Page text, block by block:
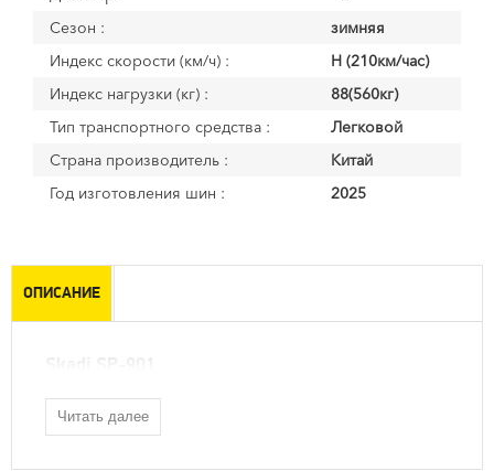
Сезон :
зимняя
Индекс скорости (км/ч) :
H (210км/час)
Индекс нагрузки (кг) :
88(560кг)
Тип транспортного средства :
Легковой
Страна производитель :
Китай
Год изготовления шин :
2025
ОПИСАНИЕ
Читать далее